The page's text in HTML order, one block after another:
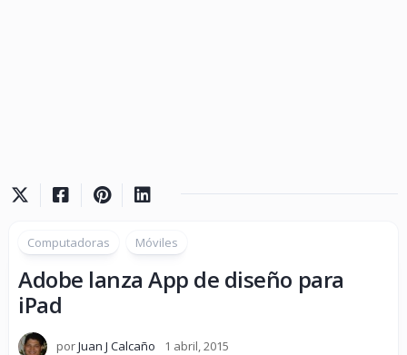
Computadoras Móviles
Adobe lanza App de diseño para
iPad
porJuan J Calcaño 1 abril, 2015